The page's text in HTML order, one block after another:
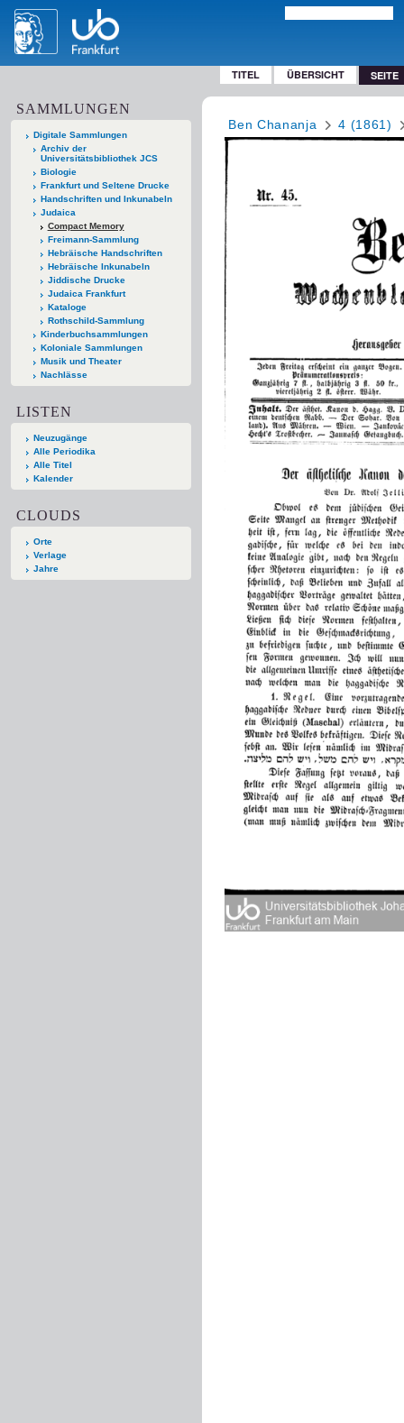
TITEL ÜBERSICHT SEITE
SAMMLUNGEN
Digitale Sammlungen
Archiv der
Universitätsbibliothek JCS
Biologie
Frankfurt und Seltene Drucke
Handschriften und Inkunabeln
Judaica
Compact Memory
Freimann-Sammlung
Hebräische Handschriften
Hebräische Inkunabeln
Jiddische Drucke
Judaica Frankfurt
Kataloge
Rothschild-Sammlung
Kinderbuchsammlungen
Koloniale Sammlungen
Musik und Theater
Nachlässe
LISTEN
Neuzugänge
Alle Periodika
Alle Titel
Kalender
CLOUDS
Orte
Verlage
Jahre
Ben Chananja 4 (1861)